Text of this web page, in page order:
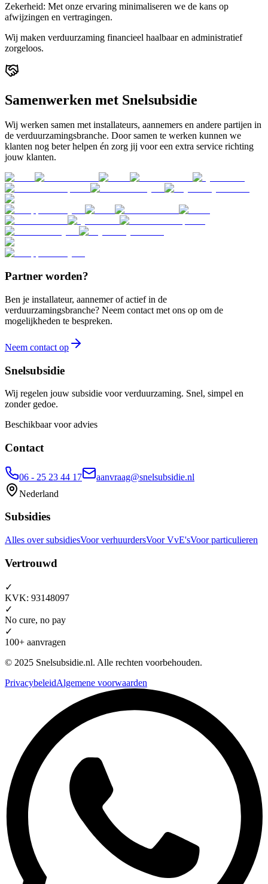
Zekerheid: Met onze ervaring minimaliseren we de kans op
afwijzingen en vertragingen.
Wij maken verduurzaming financieel haalbaar en administratief
zorgeloos.
Samenwerken met Snelsubsidie
Wij werken samen met installateurs, aannemers en andere partijen in
de verduurzamingsbranche. Door samen te werken kunnen we
klanten nog beter helpen én zorg jij voor een extra service richting
jouw klanten.
Partner worden?
Ben je installateur, aannemer of actief in de
verduurzamingsbranche? Neem contact met ons op om de
mogelijkheden te bespreken.
Neem contact op
Snelsubsidie
Wij regelen jouw subsidie voor verduurzaming. Snel, simpel en
zonder gedoe.
Beschikbaar voor advies
Contact
06 - 25 23 44 17
aanvraag@snelsubsidie.nl
Nederland
Subsidies
Alles over subsidiesVoor verhuurdersVoor VvE'sVoor particulieren
Vertrouwd
✓
KVK: 93148097
✓
No cure, no pay
✓
100+ aanvragen
© 2025 Snelsubsidie.nl. Alle rechten voorbehouden.
PrivacybeleidAlgemene voorwaarden